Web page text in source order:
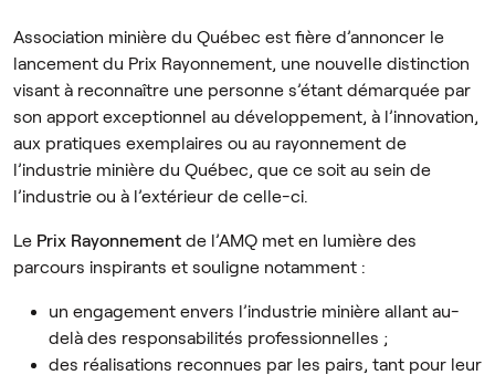
Association minière du Québec est fière d’annoncer le
lancement du Prix Rayonnement, une nouvelle distinction
visant à reconnaître une personne s’étant démarquée par
son apport exceptionnel au développement, à l’innovation,
aux pratiques exemplaires ou au rayonnement de
l’industrie minière du Québec, que ce soit au sein de
l’industrie ou à l’extérieur de celle-ci.
Le Prix Rayonnement de l’AMQ met en lumière des
parcours inspirants et souligne notamment :
un engagement envers l’industrie minière allant au-
delà des responsabilités professionnelles ;
des réalisations reconnues par les pairs, tant pour leur